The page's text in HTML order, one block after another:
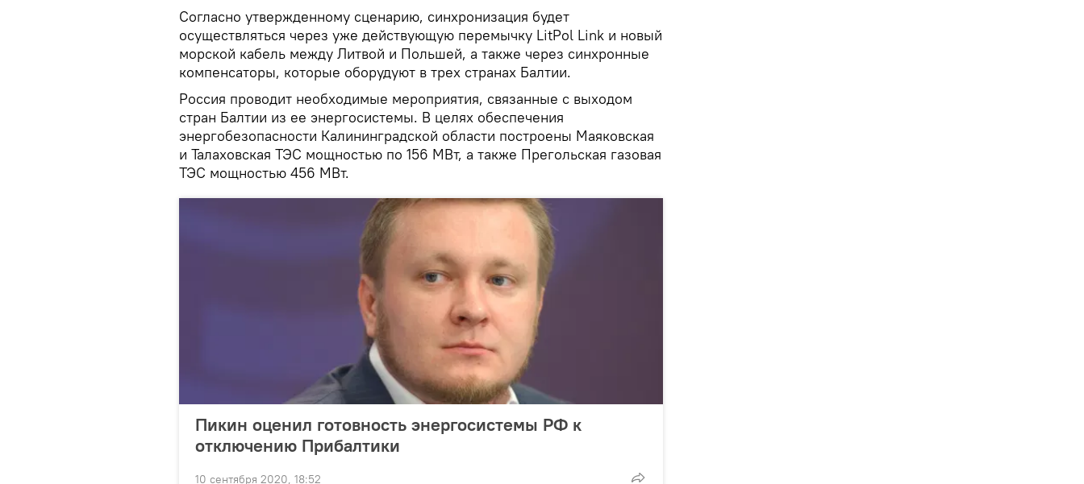
Согласно утвержденному сценарию, синхронизация будет
осуществляться через уже действующую перемычку LitPol Link и новый
морской кабель между Литвой и Польшей, а также через синхронные
компенсаторы, которые оборудуют в трех странах Балтии.
Россия проводит необходимые мероприятия, связанные с выходом
стран Балтии из ее энергосистемы. В целях обеспечения
энергобезопасности Калининградской области построены Маяковская
и Талаховская ТЭС мощностью по 156 МВт, а также Прегольская газовая
ТЭС мощностью 456 МВт.
Пикин оценил готовность энергосистемы РФ к
отключению Прибалтики
10 сентября 2020, 18:52